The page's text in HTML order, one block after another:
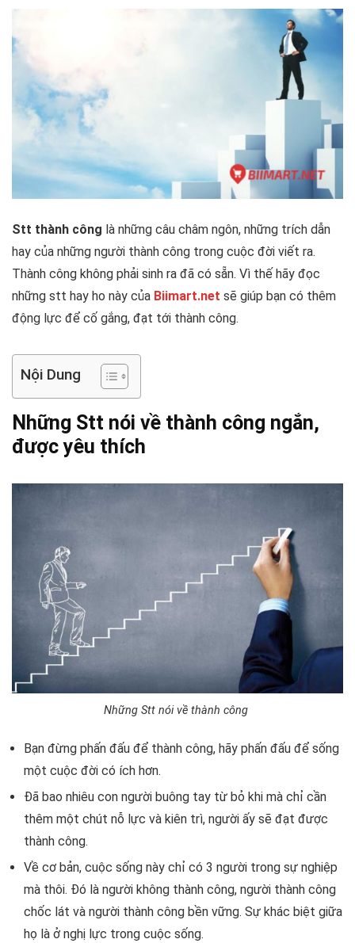
Stt thành công là những câu châm ngôn, những trích dẫn
hay của những người thành công trong cuộc đời viết ra.
Thành công không phải sinh ra đã có sẵn. Vì thế hãy đọc
những stt hay ho này của Biimart.net sẽ giúp bạn có thêm
động lực để cố gắng, đạt tới thành công.
Nội Dung
Những Stt nói về thành công ngắn,
được yêu thích
Những Stt nói về thành công
Bạn đừng phấn đấu để thành công, hãy phấn đấu để sống
một cuộc đời có ích hơn.
Đã bao nhiêu con người buông tay từ bỏ khi mà chỉ cần
thêm một chút nỗ lực và kiên trì, người ấy sẽ đạt được
thành công.
Về cơ bản, cuộc sống này chỉ có 3 người trong sự nghiệp
mà thôi. Đó là người không thành công, người thành công
chốc lát và người thành công bền vững. Sự khác biệt giữa
họ là ở nghị lực trong cuộc sống.